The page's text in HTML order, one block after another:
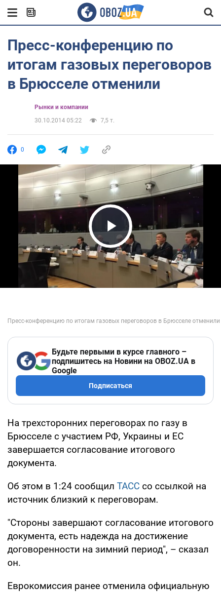
Пресс-конференцию по
итогам газовых переговоров
в Брюсселе отменили
Рынки и компании
30.10.2014 05:22
7,5 т.
0
Play Video
Будьте первыми в курсе главного –
подпишитесь на Новини на OBOZ.UA в
Google
Подписаться
На трехсторонних переговорах по газу в
Брюсселе с участием РФ, Украины и ЕС
завершается согласование итогового
документа.
Об этом в 1:24 сообщил ТАСС со ссылкой на
источник близкий к переговорам.
"Стороны завершают согласование итогового
документа, есть надежда на достижение
договоренности на зимний период", – сказал
он.
Еврокомиссия ранее отменила официальную